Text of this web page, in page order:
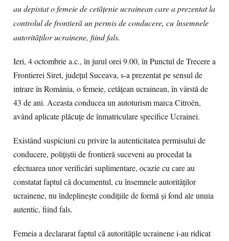
au depistat o femeie de cetățenie ucrainean care a prezentat la
controlul de frontieră un permis de conducere, cu însemnele
autorităților ucrainene, fiind fals.
Ieri, 4 octombrie a.c., în jurul orei 9.00, în Punctul de Trecere a
Frontierei Siret, judeţul Suceava, s-a prezentat pe sensul de
intrare în România, o femeie, cetăţean ucrainean, în vârstă de
43 de ani. Aceasta conducea un autoturism marca Citroën,
având aplicate plăcuțe de înmatriculare specifice Ucrainei.
Existând suspiciuni cu privire la autenticitatea permisului de
conducere, polițiștii de frontieră suceveni au procedat la
efectuarea unor verificări suplimentare, ocazie cu care au
constatat faptul că documentul, cu însemnele autorităților
ucrainene, nu îndeplineşte condiţiile de formă şi fond ale unuia
autentic, fiind fals.
Femeia a declararat faptul că autoritățile ucrainene i-au ridicat